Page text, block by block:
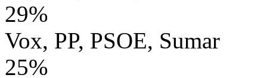
29%
Vox, PP, PSOE, Sumar
25%